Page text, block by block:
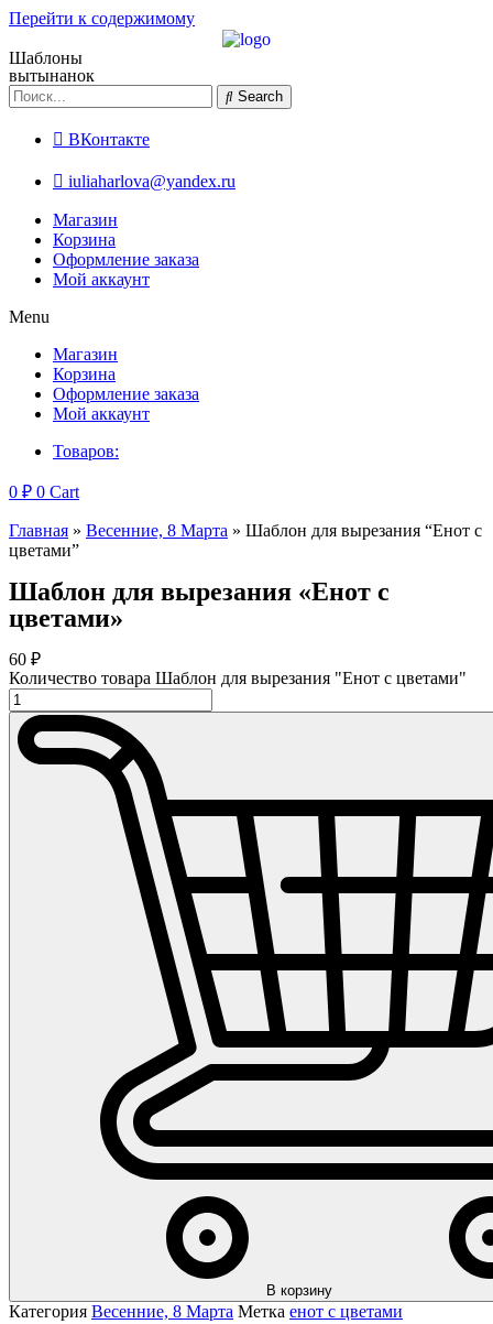
Перейти к содержимому
Шаблоны
вытынанок
Search
ВКонтакте
iuliaharlova@yandex.ru
Магазин
Корзина
Оформление заказа
Мой аккаунт
Menu
Магазин
Корзина
Оформление заказа
Мой аккаунт
Товаров:
0 ₽ 0 Cart
Главная » Весенние, 8 Марта » Шаблон для вырезания “Енот с
цветами”
Шаблон для вырезания «Енот с
цветами»
60 ₽
Количество товара Шаблон для вырезания "Енот с цветами"
В корзину
Категория Весенние, 8 Марта Метка енот с цветами